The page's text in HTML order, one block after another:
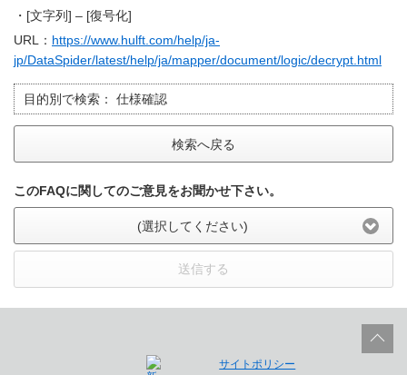
・[文字列] – [復号化]
URL： https://www.hulft.com/help/ja-
jp/DataSpider/latest/help/ja/mapper/document/logic/decrypt.html
目的別で検索： 仕様確認
検索へ戻る
このFAQに関してのご意見をお聞かせ下さい。
(選択してください)
送信する
サイトポリシー